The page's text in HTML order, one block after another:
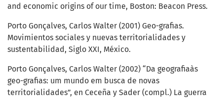
and economic origins of our time, Boston: Beacon Press.
Porto Gonçalves, Carlos Walter (2001) Geo-grafias.
Movimientos sociales y nuevas territorialidades y
sustentabilidad, Siglo XXI, México.
Porto Gonçalves, Carlos Walter (2002) “Da geografiaàs
geo-grafias: um mundo em busca de novas
territorialidades”, en Ceceña y Sader (compl.) La guerra